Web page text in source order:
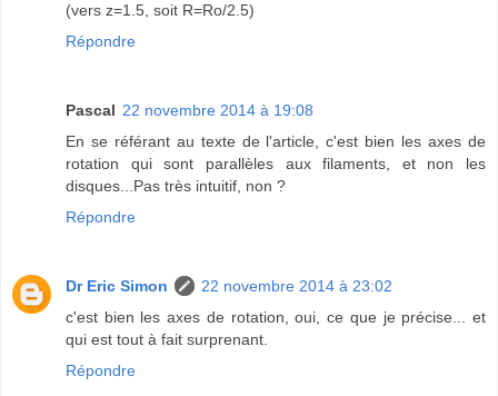
(vers z=1.5, soit R=Ro/2.5)
Répondre
Pascal 22 novembre 2014 à 19:08
En se référant au texte de l'article, c'est bien les axes de
rotation qui sont parallèles aux filaments, et non les
disques...Pas très intuitif, non ?
Répondre
Dr Eric Simon
22 novembre 2014 à 23:02
c'est bien les axes de rotation, oui, ce que je précise... et
qui est tout à fait surprenant.
Répondre